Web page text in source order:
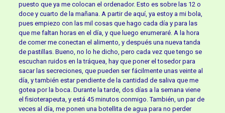
puesto que ya me colocan el ordenador. Esto es sobre las 12 o
doce y cuarto de la mañana. A partir de aquí, ya estoy a mi bola,
pues empiezo con las mil cosas que hago cada día y para las
que me faltan horas en el día, y que luego enumeraré. A la hora
de comer me conectan el alimento, y después una nueva tanda
de pastillas. Bueno, no lo he dicho, pero cada vez que tengo se
escuchan ruidos en la tráquea, hay que poner el tosedor para
sacar las secreciones, que pueden ser fácilmente unas veinte al
día, y también estar pendiente de la cantidad de saliva que me
gotea por la boca. Durante la tarde, dos días a la semana viene
el fisioterapeuta, y está 45 minutos conmigo. También, un par de
veces al día, me ponen una botellita de agua para no perder